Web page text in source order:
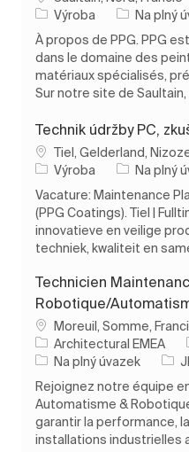
Kategorie
Výroba Typ úlohy
Na plný
À propos de PPG. PPG
dans le domaine des
matériaux spécialisés,
Sur notre site de
Technik údržby PC,
Umístění
Tiel, Gelderland,
Kategorie
Výroba Typ úlohy
Na plný
Vacature: Maintenance
(PPG Coatings). Tiel |
innovatieve en veilige
techniek, kwaliteit en
Technicien
Robotique/
Umístění
Moreuil, Somme,
Architectural EMEA
Typ úlohy
Na plný úvazek ID
Rejoignez notre équipe
Automatisme &
garantir la performance,
installations industrielles